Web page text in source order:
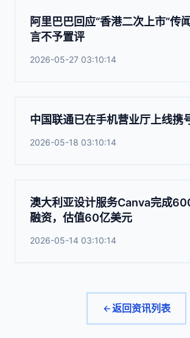
阿里巴巴回应“香港二次上市”传
言不予置评
2026-05-27 03:10:14
中国联通已在手机营业厅上线携
2026-05-18 03:10:14
澳大利亚设计服务Canva完成
融资，估值60亿美元
2026-05-14 03:10:14
返回资讯列表